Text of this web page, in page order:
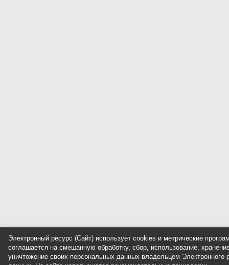
Электронный ресурс (Сайт) использует cookies и метрические
соглашается на смешанную обработку, сбор, использование,
уничтожение своих персональных данных владельцем Электронного